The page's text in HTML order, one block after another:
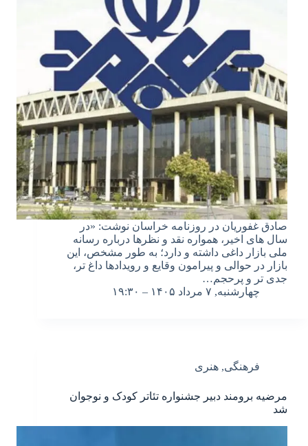
صادق غفوریان در روزنامه خراسان نوشت: «در
سال های اخیر، همواره نقد و نظرها درباره رسانه
ملی بازار داغی داشته و دارد؛ به طور مشخص، این
بازار در حوالی و پیرامون وقایع و رویدادها داغ تر،
جدی تر و پرحجم…
چهارشنبه, ۷ مرداد ۱۴۰۵ – ۱۹:۳۰
فرهنگی, هنری
مرضیه برومند دبیر جشنواره تئاتر کودک و نوجوان
شد